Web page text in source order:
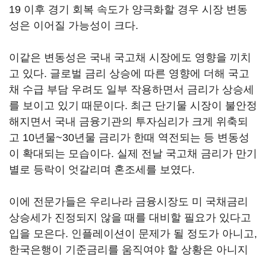
19 이후 경기 회복 속도가 양극화할 경우 시장 변동
성은 이어질 가능성이 크다.
이같은 변동성은 국내 국고채 시장에도 영향을 끼치
고 있다. 글로벌 금리 상승에 따른 영향에 더해 국고
채 수급 부담 우려도 일부 작용하면서 금리가 상승세
를 보이고 있기 때문이다. 최근 단기물 시장이 불안정
해지면서 국내 금융기관의 투자심리가 크게 위축되
고 10년물~30년물 금리가 한때 역전되는 등 변동성
이 확대되는 모습이다. 실제 전날 국고채 금리가 만기
별로 등락이 엇갈리며 혼조세를 보였다.
이에 전문가들은 우리나라 금융시장도 미 국채금리
상승세가 진정되지 않을 때를 대비할 필요가 있다고
입을 모은다. 인플레이션이 문제가 될 정도가 아니고,
한국은행이 기준금리를 움직여야 할 상황은 아니지